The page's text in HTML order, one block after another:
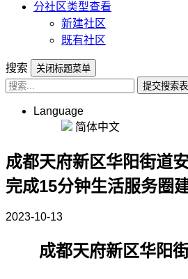
分社区类型查看
新建社区
既有社区
搜索
关闭标题菜单
提交搜索
Language
简体中文
成都天府新区华阳街道
完成15分钟生活服务圈
2023-10-13
成都天府新区华阳